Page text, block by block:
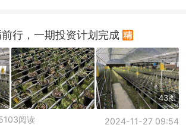
行，一期投资计划完成
43图
2024-11-27 09:54
阅读